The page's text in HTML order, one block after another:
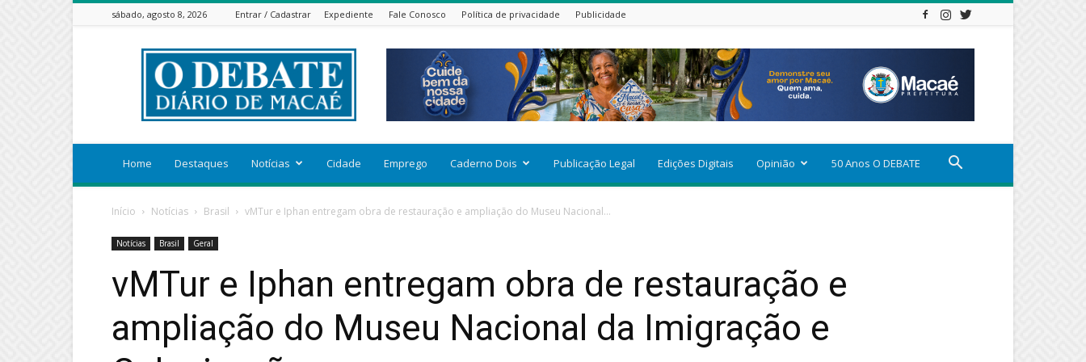
sábado, agosto 8, 2026 Entrar / Cadastrar Expediente Fale Conosco Política de privacidade Publicidade
ODEBATEON
Home Destaques Notícias Cidade Emprego Caderno Dois Publicação Legal Edições Digitais Opinião 50 Anos O DEBATE
Início Notícias Brasil vMTur e Iphan entregam obra de restauração e ampliação do Museu Nacional...
Notícias Brasil Geral
vMTur e Iphan entregam obra de restauração e
ampliação do Museu Nacional da Imigração e